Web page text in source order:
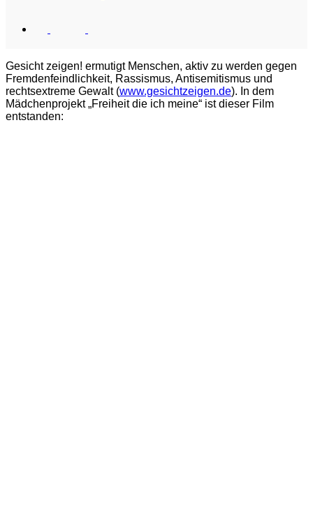
Gesicht zeigen! ermutigt Menschen, aktiv zu werden gegen
Fremdenfeindlichkeit, Rassismus, Antisemitismus und
rechtsextreme Gewalt (www.gesichtzeigen.de). In dem
Mädchenprojekt „Freiheit die ich meine“ ist dieser Film
entstanden: